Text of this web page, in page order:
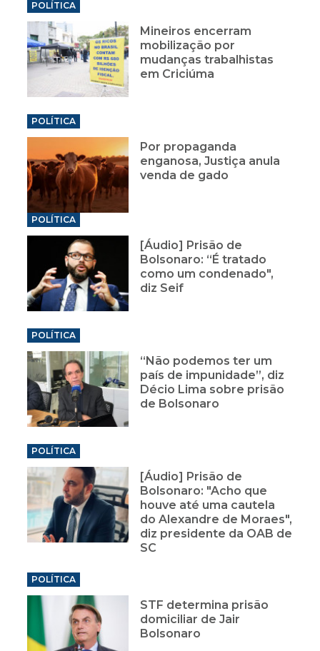
POLÍTICA
Mineiros encerram
mobilização por
mudanças trabalhistas
em Criciúma
POLÍTICA
Por propaganda
enganosa, Justiça anula
venda de gado
POLÍTICA
[Áudio] Prisão de
Bolsonaro: “É tratado
como um condenado",
diz Seif
POLÍTICA
“Não podemos ter um
país de impunidade”, diz
Décio Lima sobre prisão
de Bolsonaro
POLÍTICA
[Áudio] Prisão de
Bolsonaro: "Acho que
houve até uma cautela
do Alexandre de Moraes",
diz presidente da OAB de
SC
POLÍTICA
STF determina prisão
domiciliar de Jair
Bolsonaro